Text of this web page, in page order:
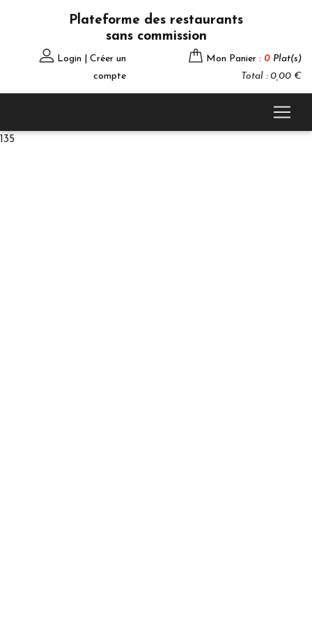
Plateforme des restaurants
sans commission
Login | Créer un
compte
Mon Panier : 0 Plat(s)
Total : 0,00 €
135